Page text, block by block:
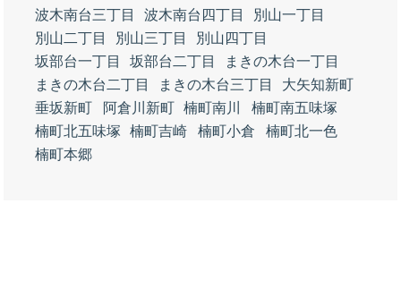
波木南台三丁目
波木南台四丁目
別山一丁目
別山二丁目
別山三丁目
別山四丁目
坂部台一丁目
坂部台二丁目
まきの木台一丁目
まきの木台二丁目
まきの木台三丁目
大矢知新町
垂坂新町
阿倉川新町 楠町南川
楠町南五味塚
楠町北五味塚
楠町吉崎 楠町小倉
楠町北一色
楠町本郷